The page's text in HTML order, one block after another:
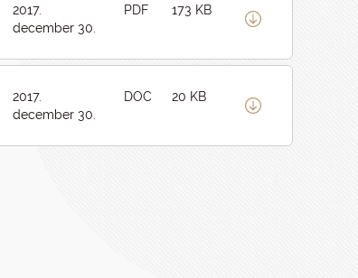
2017.
december 30.
PDF 173 KB
2017.
december 30.
DOC 20 KB